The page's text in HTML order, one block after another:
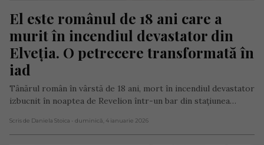
El este românul de 18 ani care a
murit în incendiul devastator din
Elveția. O petrecere transformată în
iad
Tânărul român în vârstă de 18 ani, mort în incendiul devastator
izbucnit în noaptea de Revelion într-un bar din stațiunea…
Scris de Daniela Stoica - duminică, 4 ianuarie 2026